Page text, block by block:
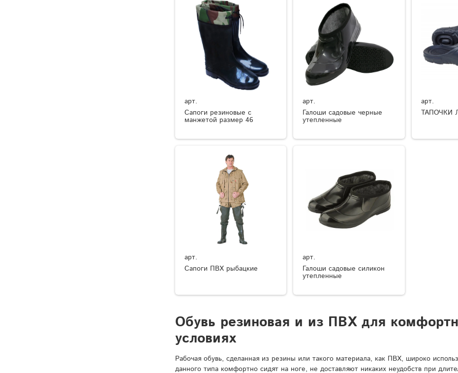
арт.
Сапоги резиновые с
манжетой размер 46
арт.
Галоши садовые черные
утепленные
арт.
ТАПОЧКИ
арт.
Сапоги ПВХ рыбацкие
арт.
Галоши садовые силикон
утепленные
Обувь резиновая и из ПВХ для
условиях
Рабочая обувь, сделанная из резины или такого материала, как ПВХ, широко
данного типа комфортно сидят на ноге, не доставляют никаких неудобств при